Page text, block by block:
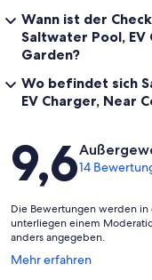
Wann ist der
Saltwater Pool, EV
Garden?
Wo befindet sich
EV Charger, Near
Bewertungen
9,614
Die Bewertungen werden in
unterliegen einem
anders angegeben.
Mehr erfahren
Wird